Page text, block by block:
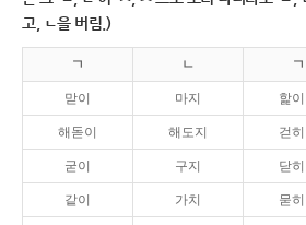
고, ㄴ을 버림.)
ㄱ ㄴ ㄱ
맏이 마지 핥
해돋이 해도지 걷
굳이 구지 닫
같이 가치 묻